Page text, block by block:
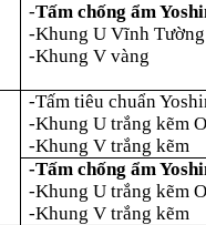
-Tấm chống ẩm
-Khung U Vĩnh Tường
-Khung V vàng
-Tấm tiêu chuẩn
-Khung U trắng kẽm
-Khung V trắng kẽm
-Tấm chống ẩm
-Khung U trắng kẽm
-Khung V trắng kẽm